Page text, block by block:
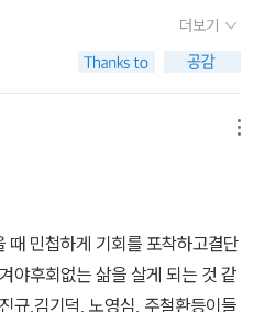
에 한 줄기 서광이 비추어 옴을 느
금도 시간은 흐르고 있고 우리가
남아 있을 것이다. 하지만 지금
못하고 있는 이가 있다면, 이전
잘못 되었고 어떤 문제점이 있었
내지 못하고 우유부단 했던 순간
을 선택의 순간에 똑같은 실수를
. 누구에게나 좌절의 순간은 있
마련이다. 하지만 그렇다고 하
내버려 둘 수만은 없는 일이다.
더보기
때 민첩하게 기회를 포착하고결단
야후회없는 삶을 살게 되는 것 같
규,김기덕, 노영심, 주철환등이들